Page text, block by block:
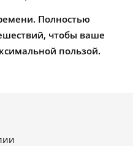
Полностью
чтобы ваше
пользой.